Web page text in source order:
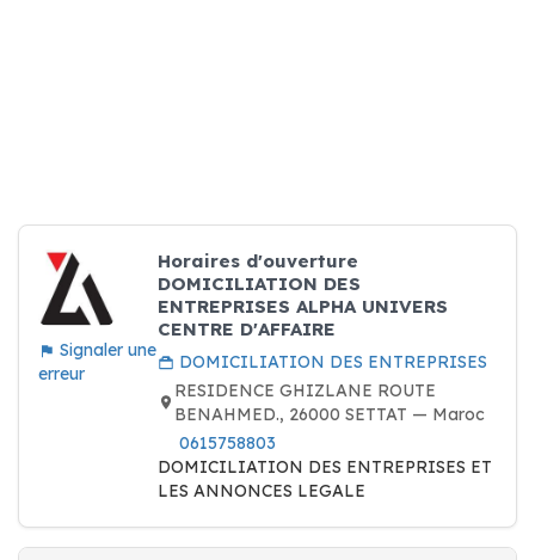
Signaler une
erreur
Horaires d'ouverture
DOMICILIATION DES
ENTREPRISES ALPHA UNIVERS
CENTRE D'AFFAIRE
DOMICILIATION DES ENTREPRISES
RESIDENCE GHIZLANE ROUTE
BENAHMED., 26000 SETTAT — Maroc
0615758803
DOMICILIATION DES ENTREPRISES ET
LES ANNONCES LEGALE